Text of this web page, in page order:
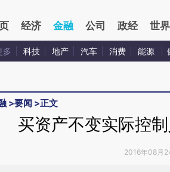
经济 金融 公司 政经 世界
多 科技 地产 汽车 消费 能源
>要闻 >正文
买资产不变实际控
2016年08月